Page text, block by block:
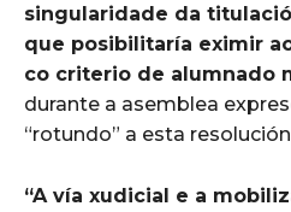
singularidade da
que posibilitaría eximir
co criterio de alumnado
durante a asemblea
“rotundo” a esta
“A vía xudicial e a